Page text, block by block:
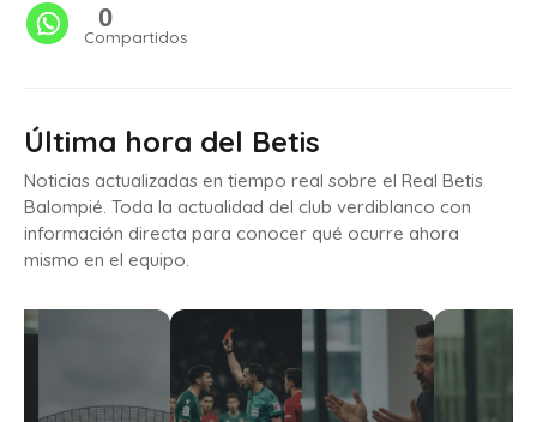
0
Compartidos
Última hora del Betis
Noticias actualizadas en tiempo real sobre el Real Betis
Balompié. Toda la actualidad del club verdiblanco con
información directa para conocer qué ocurre ahora
mismo en el equipo.